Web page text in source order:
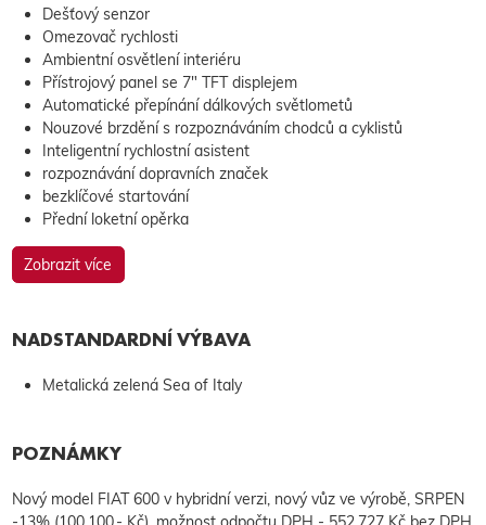
Dešťový senzor
Omezovač rychlosti
Ambientní osvětlení interiéru
Přístrojový panel se 7" TFT displejem
Automatické přepínání dálkových světlometů
Nouzové brzdění s rozpoznáváním chodců a cyklistů
Inteligentní rychlostní asistent
rozpoznávání dopravních značek
bezklíčové startování
Přední loketní opěrka
Zobrazit více
NADSTANDARDNÍ VÝBAVA
Metalická zelená Sea of Italy
POZNÁMKY
Nový model FIAT 600 v hybridní verzi, nový vůz ve výrobě, SRPEN